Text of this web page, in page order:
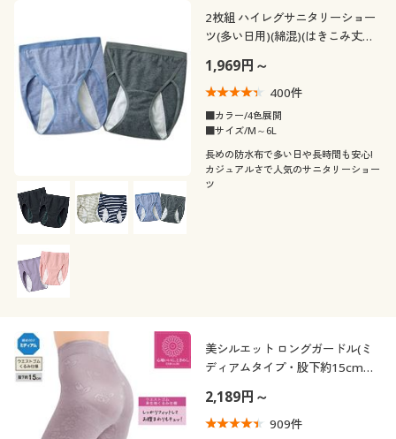
2枚組 ハイレグサニタリーショー
ツ(多い日用)(綿混)(はきこみ丈ス
1,969円～
400件
■カラー/4色展開
■サイズ/M～6L
長めの防水布で多い日や長時間も安心!
カジュアルさで人気のサニタリーショー
ツ
美シルエット ロングガードル(ミ
ディアムタイプ・股下約15cm・
2,189円～
909件